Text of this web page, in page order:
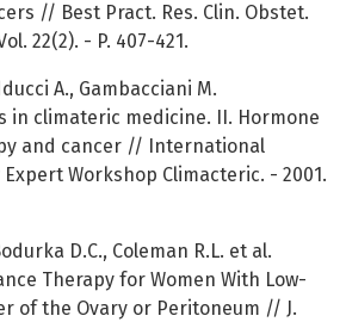
// Best Pract. Res. Clin. Obstet.
22(2). - P. 407-421.
A., Gambacciani M.
in climateric medicine. II. Hormone
and cancer // International
Workshop Climacteric. - 2001.
D.C., Coleman R.L. et al.
Therapy for Women With Low-
of the Ovary or Peritoneum // J.